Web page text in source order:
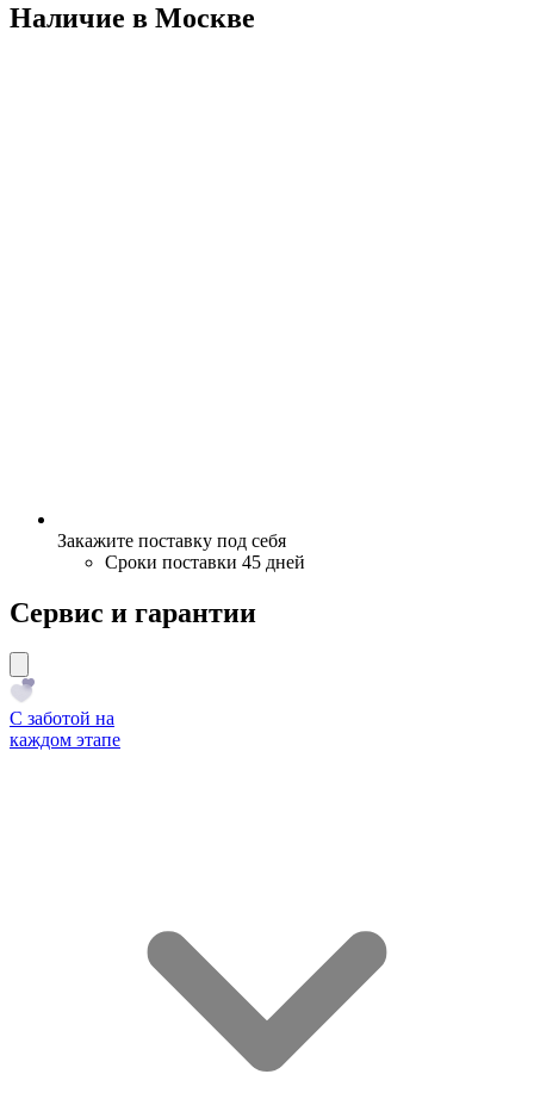
Наличие в Москвe
Закажите поставку под себя
Сроки поставки 45 дней
Сервис и гарантии
С заботой на
каждом этапе